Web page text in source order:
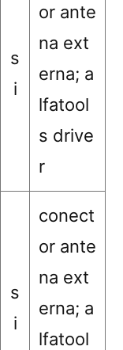
s
i
or ante
na ext
erna; a
lfatool
s drive
r
s
i
conect
or ante
na ext
erna; a
lfatool